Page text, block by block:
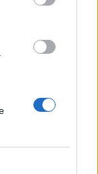
τρέφεται
όλο και πιο
λόγια, το